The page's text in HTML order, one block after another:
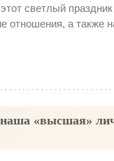
светлый
отношения, а также
наша «высшая»